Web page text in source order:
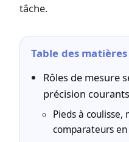
tâche.
Table des matières
Rôles de mesure
précision courants
Pieds à
comparateurs